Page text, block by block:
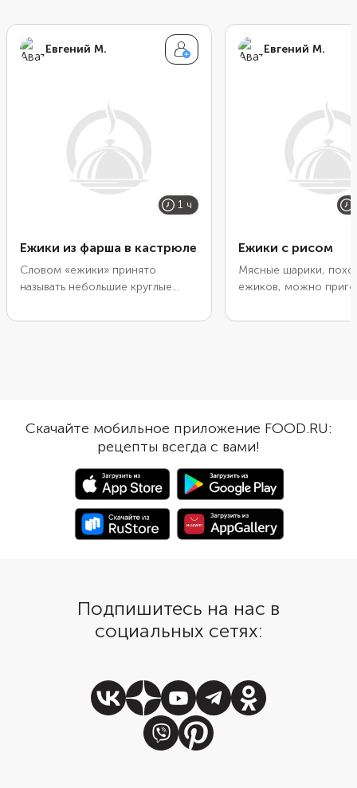
Евгений М.
1 ч
Ежики из фарша в кастрюле
Словом «ежики» принято
называть небольшие круглые
всего их подают в качестве
будет их приготовление в
кастрюле. Вам не придется
заранее их обжаривать. Нужно
просто слепить из фарша
котлеты, залить их водой и
отварить. По желанию можно
добавить в них немного моркови
или свежей зелени.
Евгений М.
Ежики с рисом
Мясные шарики,
ежиков, можно
следующих обедов
и приправами.
в томатном соусе и
любимым гарниром.
вариантом будет
или картофельное
нашем рецепте мы
диетический вариант
обжарки и лишних
Скачайте мобильное приложение FOOD.RU:
рецепты всегда с вами!
Подпишитесь на нас в
социальных сетях: